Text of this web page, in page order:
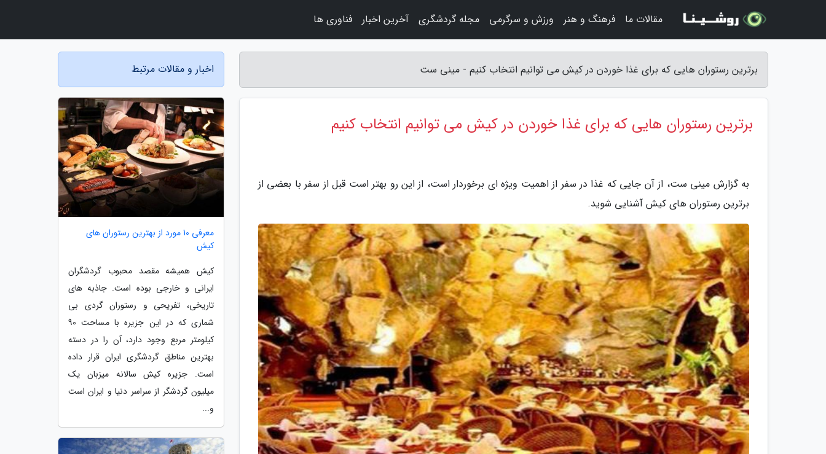
برترین رستوران هایی که برای غذا خوردن در کیش می توانیم انتخاب کنیم - مینی ست
برترین رستوران هایی که برای غذا خوردن در کیش می توانیم انتخاب کنیم
به گزارش مینی ست، از آن جایی که غذا در سفر از اهمیت ویژه ای برخوردار است، از این رو بهتر است قبل از سفر با بعضی از
برترین رستوران های کیش آشنایی شوید.
اخبار و مقالات مرتبط
معرفی 10 مورد از بهترین رستوران های
کیش
کیش همیشه مقصد محبوب گردشگران
ایرانی و خارجی بوده است. جاذبه های
تاریخی، تفریحی و رستوران گردی بی
شماری که در این جزیره با مساحت 90
کیلومتر مربع وجود دارد، آن را در دسته
بهترین مناطق گردشگری ایران قرار داده
است. جزیره کیش سالانه میزبان یک
میلیون گردشگر از سراسر دنیا و ایران است
و...
مقالات ما فرهنگ و هنر ورزش و سرگرمی مجله گردشگری آخرین اخبار فناوری ها